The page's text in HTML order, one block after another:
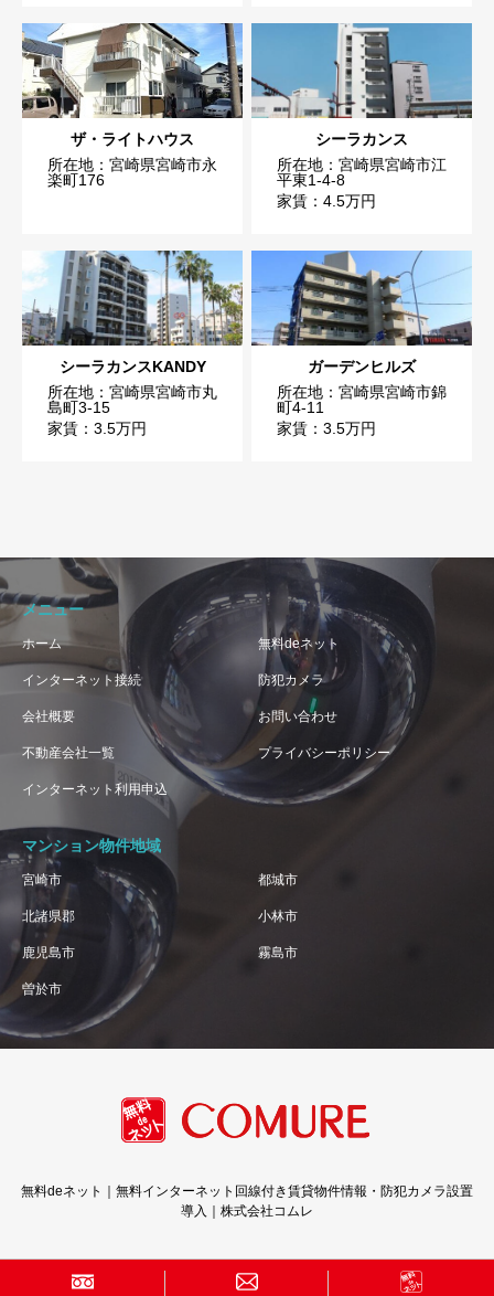
ザ・ライトハウス
所在地：宮崎県宮崎市永
楽町176
シーラカンス
所在地：宮崎県宮崎市江
平東1-4-8
家賃：4.5万円
シーラカンスKANDY
所在地：宮崎県宮崎市丸
島町3-15
家賃：3.5万円
ガーデンヒルズ
所在地：宮崎県宮崎市錦
町4-11
家賃：3.5万円
メニュー
ホーム 無料deネット
インターネット接続 防犯カメラ
会社概要 お問い合わせ
不動産会社一覧 プライバシーポリシー
インターネット利用申込
マンション物件地域
宮崎市 都城市
北諸県郡 小林市
鹿児島市 霧島市
曽於市
無料deネット｜無料インターネット回線付き賃貸物件情報・防犯カメラ設置
導入｜株式会社コムレ